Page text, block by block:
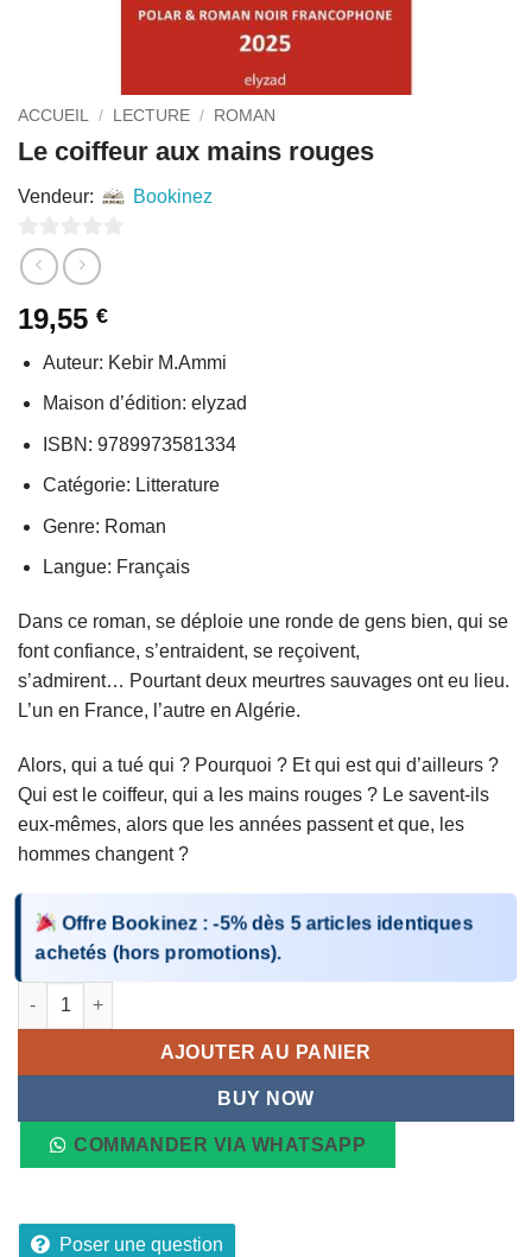
ACCUEIL / LECTURE / ROMAN
Le coiffeur aux mains rouges
Vendeur: Bookinez
0
sur
5
19,55 €
Auteur: Kebir M.Ammi
Maison d’édition: elyzad
ISBN: 9789973581334
Catégorie: Litterature
Genre: Roman
Langue: Français
Dans ce roman, se déploie une ronde de gens bien, qui se
font confiance, s’entraident, se reçoivent,
s’admirent… Pourtant deux meurtres sauvages ont eu lieu.
L’un en France, l’autre en Algérie.
Alors, qui a tué qui ? Pourquoi ? Et qui est qui d’ailleurs ?
Qui est le coiffeur, qui a les mains rouges ? Le savent-ils
eux-mêmes, alors que les années passent et que, les
hommes changent ?
Offre Bookinez :-5% dès 5 articles identiques
achetés (hors promotions).
quantité de Le coiffeur aux mains rouges
AJOUTER AU PANIER
BUY NOW
COMMANDER VIA WHATSAPP
Poser une question